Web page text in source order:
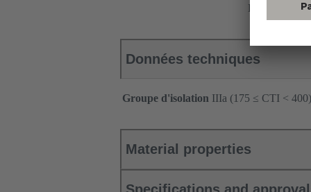
Droite
Données techniques
Groupe d'isolation IIIa (175 ≤ CTI < 400)
Material properties